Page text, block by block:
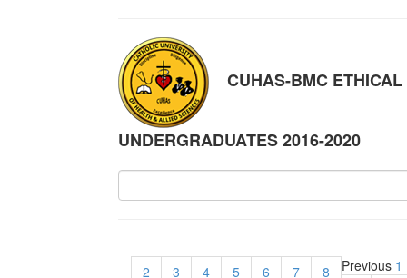
CUHAS-BMC
UNDERGRADUATES 2016-2020
Previous 1
2 3 4 5 6 7
8